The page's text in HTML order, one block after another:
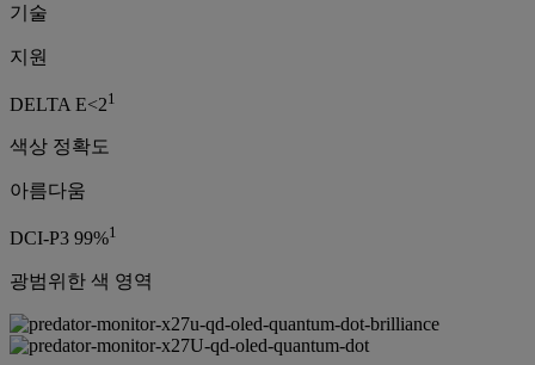
기술
지원
DELTA E<21
색상 정확도
아름다움
DCI-P3 99%1
광범위한 색 영역